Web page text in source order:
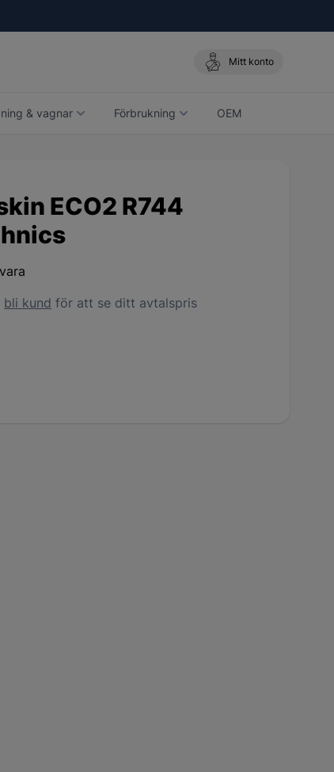
Mitt konto
& vagnar Förbrukning OEM
ECO2 R744
bli kund för att se ditt avtalspris